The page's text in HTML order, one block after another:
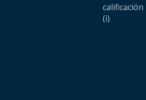
calificación
(i)